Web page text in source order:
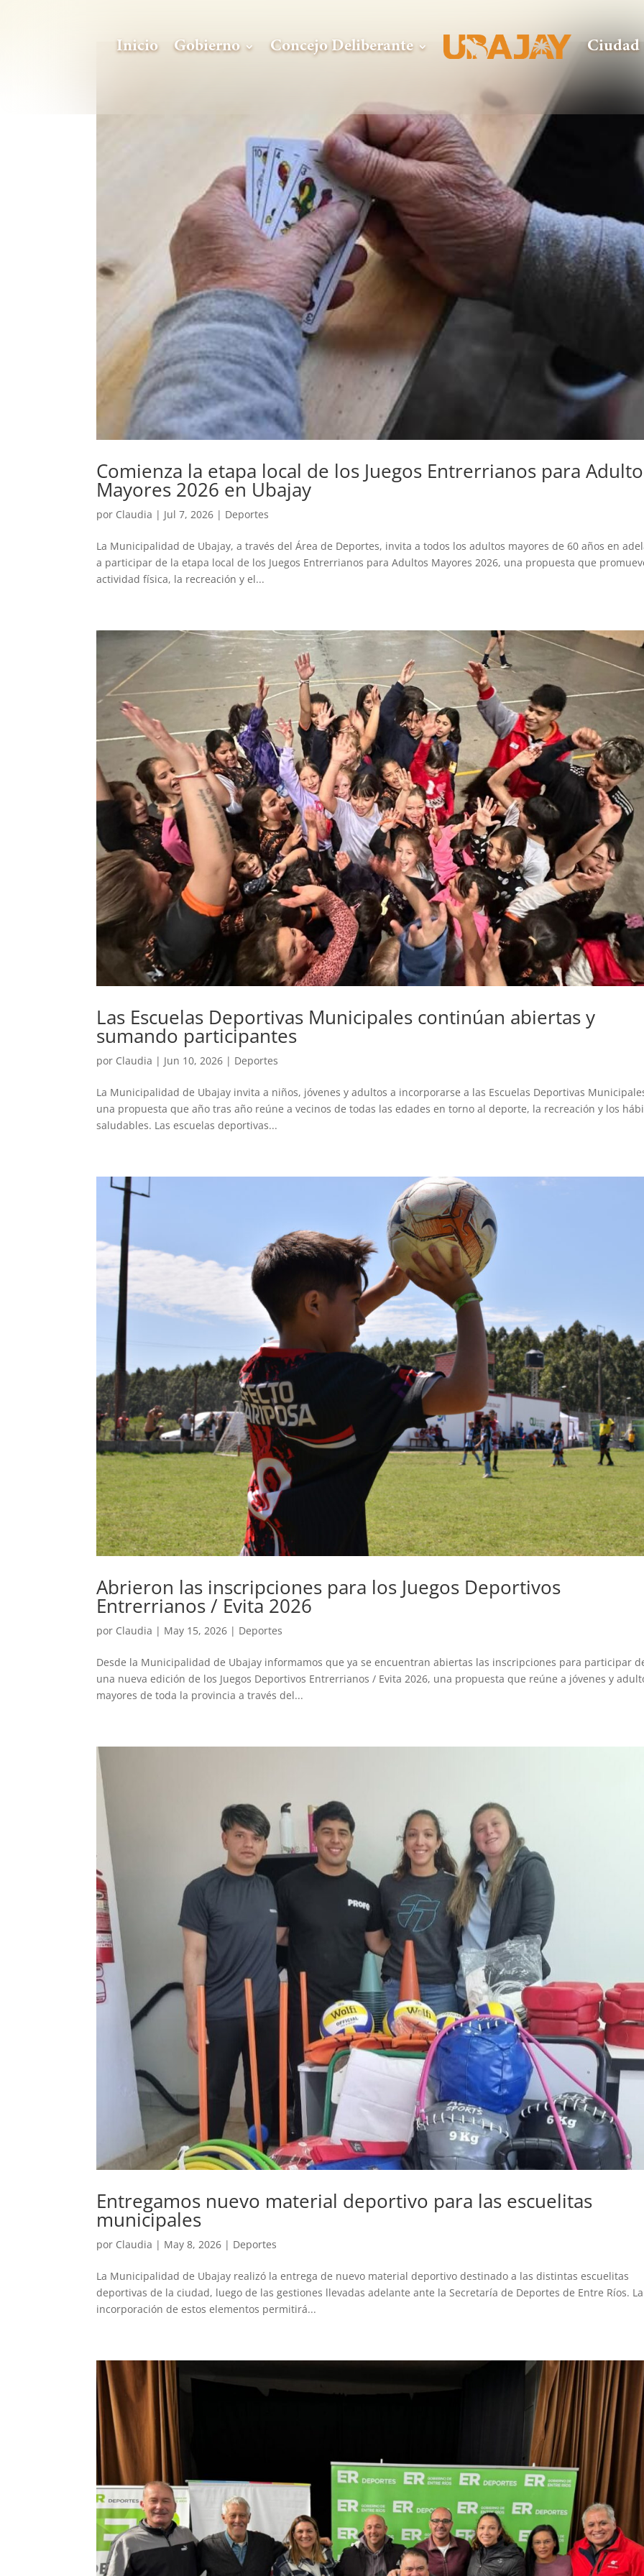
Inicio Gobierno Concejo Deliberante Ciudad
Comienza la etapa local de los Juegos Entrerrianos para
Mayores 2026 en Ubajay
por Claudia | Jul 7, 2026 | Deportes
La Municipalidad de Ubajay, a través del Área de Deportes, invita a todos los adultos mayores de 60 años en
a participar de la etapa local de los Juegos Entrerrianos para Adultos Mayores 2026, una propuesta que
actividad física, la recreación y el...
Las Escuelas Deportivas Municipales continúan abiertas y
sumando participantes
por Claudia | Jun 10, 2026 | Deportes
La Municipalidad de Ubajay invita a niños, jóvenes y adultos a incorporarse a las Escuelas Deportivas
una propuesta que año tras año reúne a vecinos de todas las edades en torno al deporte, la recreación y los
saludables. Las escuelas deportivas...
Abrieron las inscripciones para los Juegos Deportivos
Entrerrianos / Evita 2026
por Claudia | May 15, 2026 | Deportes
Desde la Municipalidad de Ubajay informamos que ya se encuentran abiertas las inscripciones para participar
una nueva edición de los Juegos Deportivos Entrerrianos / Evita 2026, una propuesta que reúne a jóvenes y
mayores de toda la provincia a través del...
Entregamos nuevo material deportivo para las escuelitas
municipales
por Claudia | May 8, 2026 | Deportes
La Municipalidad de Ubajay realizó la entrega de nuevo material deportivo destinado a las distintas escuelitas
deportivas de la ciudad, luego de las gestiones llevadas adelante ante la Secretaría de Deportes de Entre Ríos. La
incorporación de estos elementos permitirá...